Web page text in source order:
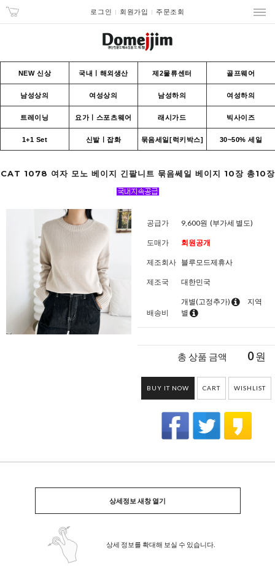
로그인 회원가입 주문조회
NEW 신상 국내ㅣ해외생산 제2물류센터 골프웨어
남성상의 여성상의 남성하의 여성하의
트레이닝 요가ㅣ스포츠웨어 래시가드 빅사이즈
1+1 Set 신발ㅣ잡화 묶음세일[럭키박스] 30~50% 세일
CAT 1078 여자 모노 베이지 긴팔니트 묶음쎄일 베이지 10장 총10장
공급가 9,600원 (부가세 별도)
도매가 회원공개
제조회사 블루모드제휴사
제조국 대한민국
배송비
개별(고정추가)
지역
별
총 상품 금액 0원
BUY IT NOW CART WISHLIST
상세정보 새창 열기
상세 정보를 확대해 보실 수 있습니다.